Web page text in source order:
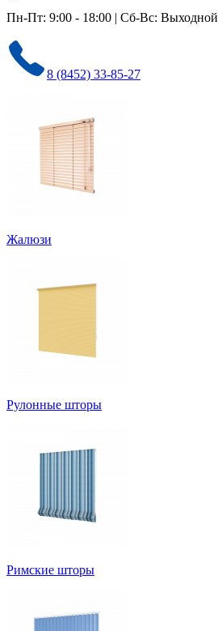
Пн-Пт: 9:00 - 18:00 | Сб-Вс: Выходной
8 (8452) 33-85-27
Жалюзи
Рулонные шторы
Римские шторы